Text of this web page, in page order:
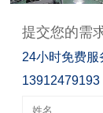
提交您的需
24小时免费服
13912479193